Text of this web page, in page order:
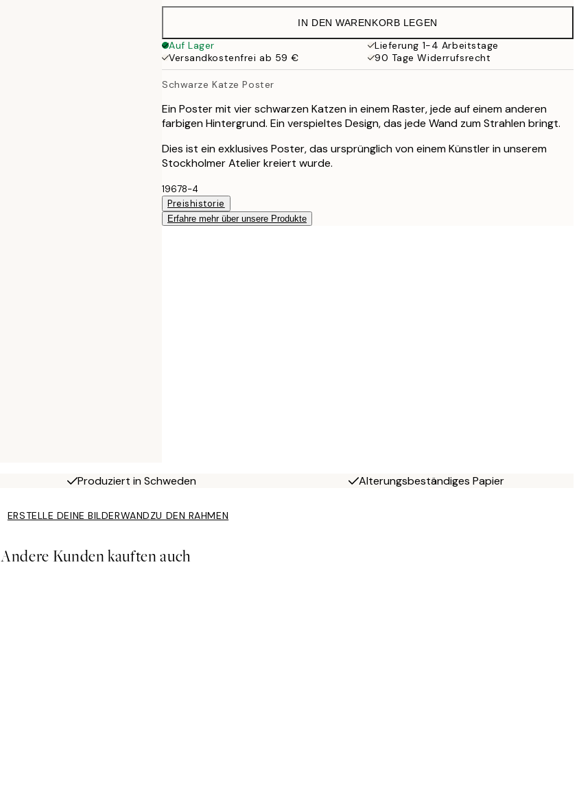
21,95 €
35,95 €
IN DEN WARENKORB LEGEN
Auf Lager
Lieferung 1-4 Arbeitstage
Versandkostenfrei ab 59 €
90 Tage Widerrufsrecht
Schwarze Katze Poster
Ein Poster mit vier schwarzen Katzen in einem Raster, jede auf einem anderen
farbigen Hintergrund. Ein verspieltes Design, das jede Wand zum Strahlen bringt.
Dies ist ein exklusives Poster, das ursprünglich von einem Künstler in unserem
Stockholmer Atelier kreiert wurde.
19678-4
Preishistorie
Erfahre mehr über unsere Produkte
Produziert in Schweden Alterungsbeständiges Papier
ERSTELLE DEINE BILDERWANDZU DEN RAHMEN
Andere Kunden kauften auch